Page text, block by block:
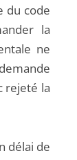
du code
la
ne
rejeté la
délai de